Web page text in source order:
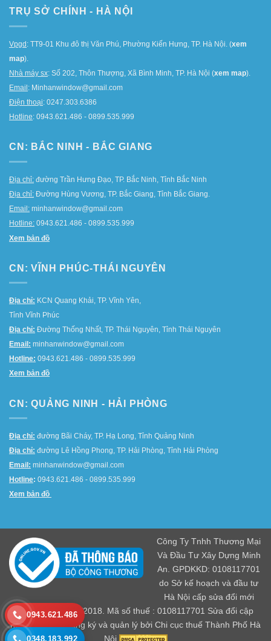
TRỤ SỞ CHÍNH - HÀ NỘI
Vpgd : TT9-01 Khu đô thị Văn Phú, Phường Kiến Hưng, TP. Hà Nội. (xem
map).
Nhà máy sx: Số 202, Thôn Thượng, Xã Bình Minh, TP. Hà Nội (xem map).
Email : Minhanwindow@gmail.com
Điện thoại: 0247.303.6386
Hotline: 0943.621.486 - 0899.535.999
CN: BẮC NINH - BẮC GIANG
Địa chỉ: đường Trần Hưng Đạo, TP. Bắc Ninh, Tỉnh Bắc Ninh
Địa chỉ: Đường Hùng Vương, TP. Bắc Giang, Tỉnh Bắc Giang.
Email: minhanwindow@gmail.com
Hotline: 0943.621.486 - 0899.535.999
Xem bản đồ
CN: VĨNH PHÚC-THÁI NGUYÊN
Địa chỉ: KCN Quang Khải, TP. Vĩnh Yên,
Tỉnh Vĩnh Phúc
Địa chỉ: Đường Thống Nhất, TP. Thái Nguyên, Tỉnh Thái Nguyên
Email: minhanwindow@gmail.com
Hotline: 0943.621.486 - 0899.535.999
Xem bản đồ
CN: QUẢNG NINH - HẢI PHÒNG
Địa chỉ: đường Bãi Cháy, TP. Hạ Long, Tỉnh Quảng Ninh
Địa chỉ: đường Lê Hồng Phong, TP. Hải Phòng, Tỉnh Hải Phòng
Email: minhanwindow@gmail.com
Hotline: 0943.621.486 - 0899.535.999
Xem bản đồ
Công Ty Tnhh Thương Mại
Và Đầu Tư Xây Dựng Minh
An. GPDKKD: 0108117701
do Sở kế hoạch và đầu tư
Hà Nội cấp sửa đổi mới
nhất ngày 04/01/2018. Mã số thuế : 0108117701 Sửa đổi cập
nhật mới nhất đăng ký và quản lý bởi Chi cục thuế Thành Phố Hà
Nội.
0943.621.486
0348.183.992